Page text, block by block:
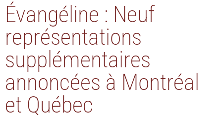
Évangéline : Neuf
représentations
supplémentaires
annoncées à Montréal
et Québec